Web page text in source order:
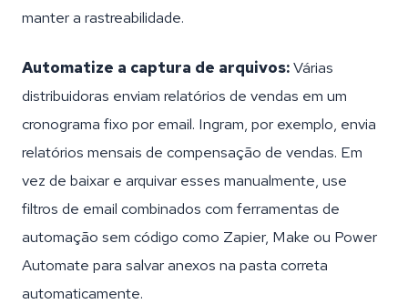
manter a rastreabilidade.
Automatize a captura de arquivos:Várias
distribuidoras enviam relatórios de vendas em um
cronograma fixo por email. Ingram, por exemplo, envia
relatórios mensais de compensação de vendas. Em
vez de baixar e arquivar esses manualmente, use
filtros de email combinados com ferramentas de
automação sem código como Zapier, Make ou Power
Automate para salvar anexos na pasta correta
automaticamente.